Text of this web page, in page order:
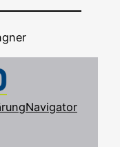
Navigator